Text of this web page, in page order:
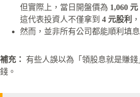
但實際上，當日開盤價為 1,060 元
這代表投資人不僅拿到 4 元股利
然而，並非所有公司都能順利填
補充：
有些人誤以為「領股息就是賺
錢。